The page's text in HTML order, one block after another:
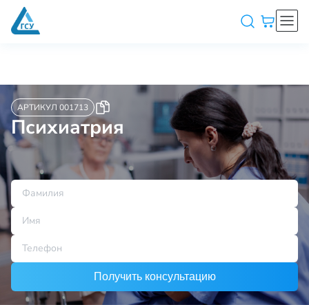
АРТИКУЛ 001713
Психиатрия
Получить консультацию